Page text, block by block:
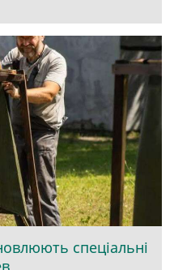
спеціальні